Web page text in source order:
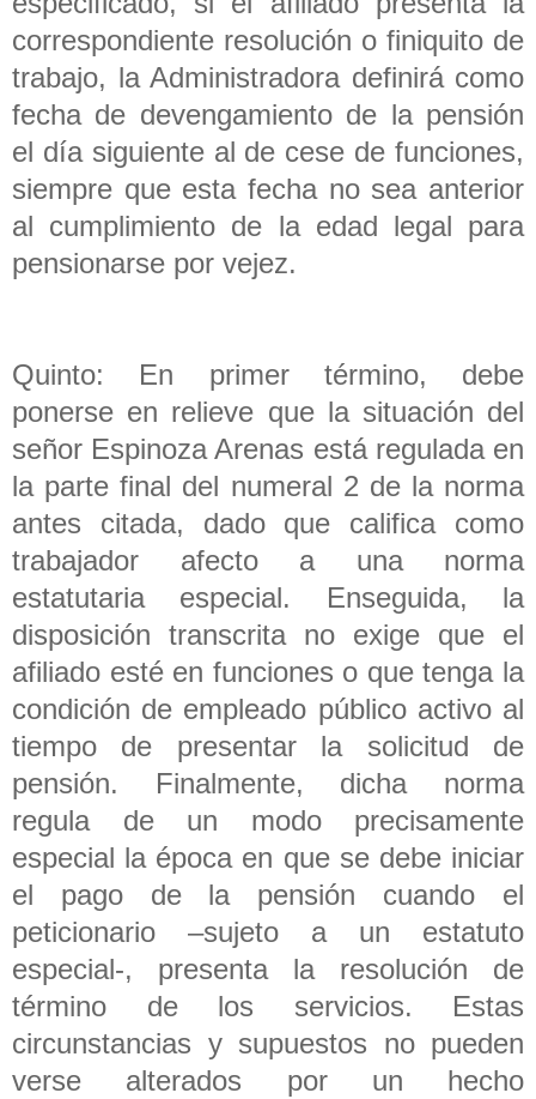
correspondiente resolución o finiquito de
trabajo, la Administradora definirá como
fecha de devengamiento de la pensión
el día siguiente al de cese de funciones,
siempre que esta fecha no sea anterior
al cumplimiento de la edad legal para
pensionarse por vejez.
Quinto: En primer término, debe
ponerse en relieve que la situación del
señor Espinoza Arenas está regulada en
la parte final del numeral 2 de la norma
antes citada, dado que califica como
trabajador afecto a una norma
estatutaria especial. Enseguida, la
disposición transcrita no exige que el
afiliado esté en funciones o que tenga la
condición de empleado público activo al
tiempo de presentar la solicitud de
pensión. Finalmente, dicha norma
regula de un modo precisamente
especial la época en que se debe iniciar
el pago de la pensión cuando el
peticionario –sujeto a un estatuto
especial-, presenta la resolución de
término de los servicios. Estas
circunstancias y supuestos no pueden
verse alterados por un hecho